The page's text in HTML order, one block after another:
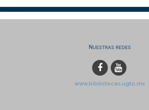
Nuestras redes
www.bibliotecas.ugto.mx